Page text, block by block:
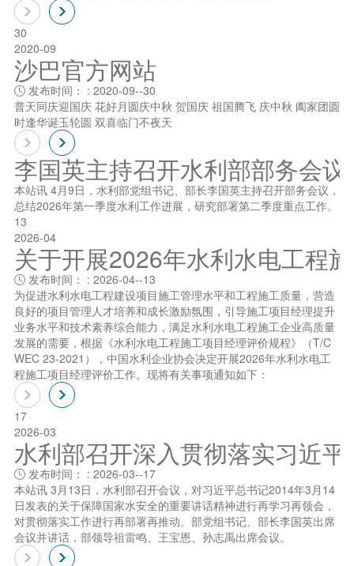
30
2020-09
沙巴官方网站
发布时间： : 2020-09--30
普天同庆迎国庆 花好月圆庆中秋 贺国庆 祖国腾飞 庆中秋 阖家团圆
时逢华诞玉轮圆 双喜临门不夜天
李国英主持召开水利部部务会议
本站讯 4月9日，水利部党组书记、部长李国英主持召开部务会议，
总结2026年第一季度水利工作进展，研究部署第二季度重点工作。
13
2026-04
关于开展2026年水利水电工程
发布时间： : 2026-04--13
为促进水利水电工程建设项目施工管理水平和工程施工质量，营造
良好的项目管理人才培养和成长激励氛围，引导施工项目经理提升
业务水平和技术素养综合能力，满足水利水电工程施工企业高质量
发展的需要，根据《水利水电工程施工项目经理评价规程》（T/C
WEC 23-2021），中国水利企业协会决定开展2026年水利水电工
程施工项目经理评价工作。现将有关事项通知如下：
17
2026-03
水利部召开深入贯彻落实习近
发布时间： : 2026-03--17
本站讯 3月13日，水利部召开会议，对习近平总书记2014年3月14
日发表的关于保障国家水安全的重要讲话精神进行再学习再领会，
对贯彻落实工作进行再部署再推动。部党组书记、部长李国英出席
会议并讲话，部领导祖雷鸣、王宝恩、孙志禹出席会议。